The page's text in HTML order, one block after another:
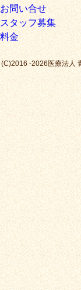
お問い合せ
スタッフ募集
料金
(C)2016 -2026医療法人